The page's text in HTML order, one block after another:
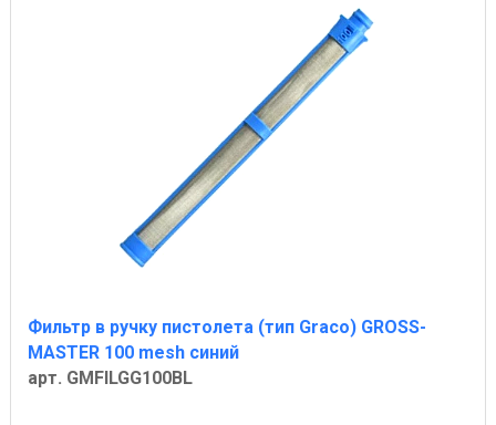
Фильтр в ручку пистолета (тип Graco) GROSS-
MASTER 100 mesh синий
арт. GMFILGG100BL